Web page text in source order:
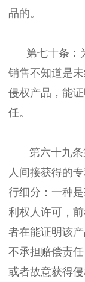
品的。
第七十条：
销售不知道是
侵权产品，能
任。
第六十九条
人间接获得的
行细分：一种
利权人许可，
者在能证明该
不承担赔偿责
或者故意获得